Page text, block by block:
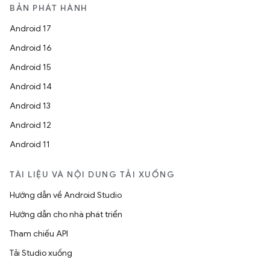
BẢN PHÁT HÀNH
Android 17
Android 16
Android 15
Android 14
Android 13
Android 12
Android 11
TÀI LIỆU VÀ NỘI DUNG TẢI XUỐNG
Hướng dẫn về Android Studio
Hướng dẫn cho nhà phát triển
Tham chiếu API
Tải Studio xuống